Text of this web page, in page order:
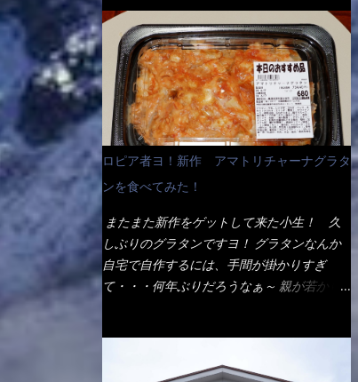
ほど茹で上げた状態です。 当家には、高齢
者がいるので少し柔らかく・・・ 茹で上が
った饂飩は、お店の饂飩に比べ＜細い＞で
す。 どちらかと云えば、稲庭饂飩的な太さ
ですね。 さてこれを、どの様に食べるか？
長葱無かったので、玉葱を刻んで八王子ラー
メン風月見つけうどん！ 冷やし釜あげうど
ん～です。 ラーメン丼に、冷水を軽く張っ
て饂飩を盛り付け、お椀に昆布出汁つゆと長
した。 良いじゃないか～...
が・・・今も変わらないと思うけど・・・
これが出てくると、カウンター中からOH～
と声が飛ぶ！ 写真は、キャベツ少なめでお
願いしています。 皿のサイズは、直径30cm
ほどあります。 そこにドカ盛のキャベツと
御飯にカレーがかかっています。 カレーは
辛く無く、食べやすいタイプです。 それじ
ゃ～カツは、ハムカツ程度の薄さだろう？と
思われるかもしれないが・・・違う！ チャ
も揚げたての熱々です。 これを難なく完食
出来なければ、漢では無い！と云っても過言
ではないだろう。 この他も、兎に角ボリュ
ーム満点で＜薄カツ＞と呼ばれるメニュー
が薄いから、2枚乗せにしたらしいけ
になった乾麺が普通でしょう。マルタイでは
＜棒状＞なのです。 素麺や日本蕎麦などの
乾麺と一緒ですね！ そんなマルタイ棒状ラ
ーメンを、OKストアで見かけ思わず手に取
って買い物篭へ 坦々まぜそばと＜数量限定
＞宮崎辛麺風ラーメン オーッといきなり私
の胃袋をグサッと・・・・ 棒状インスタン
トラーメンのデビューが決まりました。
か・ら・め・ん・辛麺！ 宮崎辛麺はチャル
メラや日清からも出されている、辛口のラー
メンじゃん！！ 酸っぱくしたら、酸辣湯
麺？なんてね。 よし今日のサラメシは、宮
崎辛麺にしよう！ それではまず袋を開ける
ない姿・・・何だかチョッと高級感的
な・・・だって透明なトレイに並んだ棒状麺
ロピア者ヨ！新作 アマトリチャーナグラタ
ンを食べてみた！
またまた新作をゲットして来た小生！ 久
しぶりのグラタンですヨ！ グラタンなんか
自宅で自作するには、手間が掛かりすぎ
て・・・何年ぶりだろうなぁ～ 親が若かり
らしいですよ！ 何処からの情報？ ウィキ